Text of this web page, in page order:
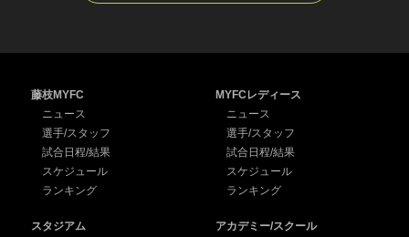
藤枝MYFC
ニュース
選手/スタッフ
試合日程/結果
スケジュール
ランキング
MYFCレディース
ニュース
選手/スタッフ
試合日程/結果
スケジュール
ランキング
スタジアム
アカデミー/スクール